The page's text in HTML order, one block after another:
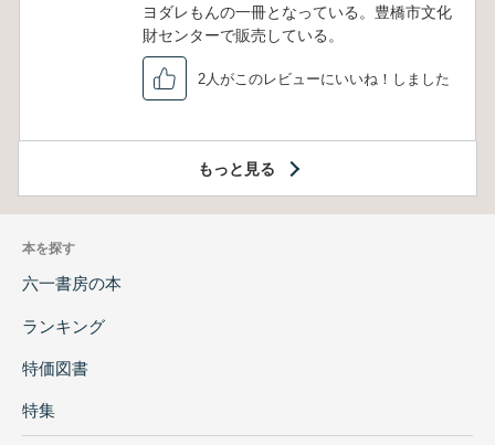
ヨダレもんの一冊となっている。豊橋市文化
財センターで販売している。
2人がこのレビューにいいね！しました
もっと見る
本を探す
六一書房の本
ランキング
特価図書
特集